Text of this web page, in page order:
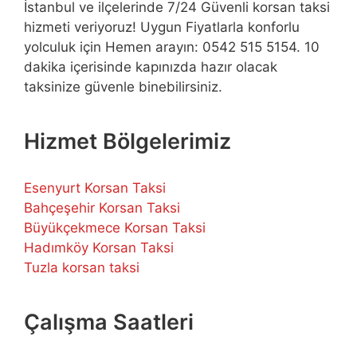
İstanbul ve ilçelerinde 7/24 Güvenli korsan taksi
hizmeti veriyoruz! Uygun Fiyatlarla konforlu
yolculuk için Hemen arayın: 0542 515 5154. 10
dakika içerisinde kapınızda hazır olacak
taksinize güvenle binebilirsiniz.
Hizmet Bölgelerimiz
Esenyurt Korsan Taksi
Bahçeşehir Korsan Taksi
Büyükçekmece Korsan Taksi
Hadımköy Korsan Taksi
Tuzla korsan taksi
Çalışma Saatleri